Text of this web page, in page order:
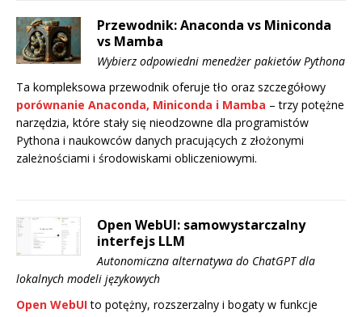
Przewodnik: Anaconda vs Miniconda
vs Mamba
Wybierz odpowiedni menedżer pakietów Pythona
Ta kompleksowa przewodnik oferuje tło oraz szczegółowy
porównanie Anaconda, Miniconda i Mamba – trzy potężne
narzędzia, które stały się nieodzowne dla programistów
Pythona i naukowców danych pracujących z złożonymi
zależnościami i środowiskami obliczeniowymi.
Open WebUI: samowystarczalny
interfejs LLM
Autonomiczna alternatywa do ChatGPT dla
lokalnych modeli językowych
Open WebUIto potężny, rozszerzalny i bogaty w funkcje